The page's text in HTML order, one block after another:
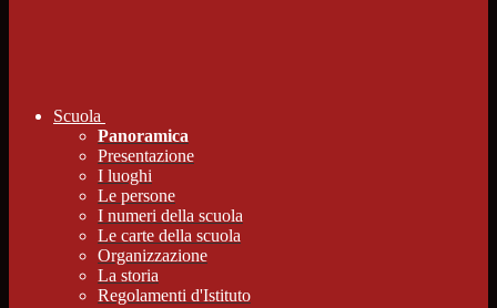
Scuola
Panoramica
Presentazione
I luoghi
Le persone
I numeri della scuola
Le carte della scuola
Organizzazione
La storia
Regolamenti d'Istituto